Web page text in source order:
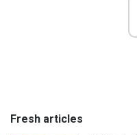
Fresh articles